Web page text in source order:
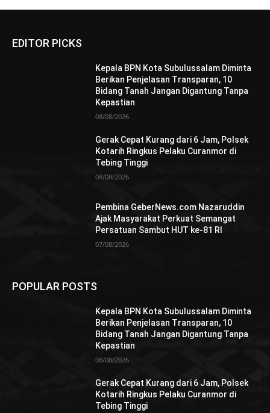
EDITOR PICKS
Kepala BPN Kota Subulussalam Diminta
Berikan Penjelasan Transparan, 10
Bidang Tanah Jangan Digantung Tanpa
Kepastian
08/08/2026
Gerak Cepat Kurang dari 6 Jam, Polsek
Kotarih Ringkus Pelaku Curanmor di
Tebing Tinggi
08/08/2026
Pembina GeberNews.com Nazaruddin
Ajak Masyarakat Perkuat Semangat
Persatuan Sambut HUT ke-81 RI
07/08/2026
POPULAR POSTS
Kepala BPN Kota Subulussalam Diminta
Berikan Penjelasan Transparan, 10
Bidang Tanah Jangan Digantung Tanpa
Kepastian
08/08/2026
Gerak Cepat Kurang dari 6 Jam, Polsek
Kotarih Ringkus Pelaku Curanmor di
Tebing Tinggi